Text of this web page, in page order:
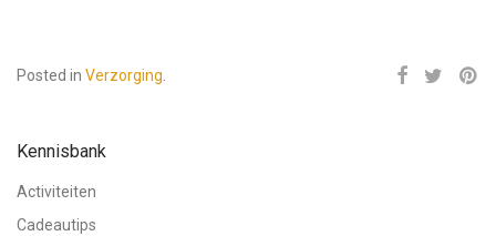
Posted in Verzorging
Kennisbank
Activiteiten
Cadeautips